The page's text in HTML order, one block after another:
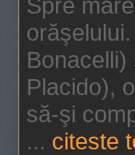
Placido),
să-şi
... citeste